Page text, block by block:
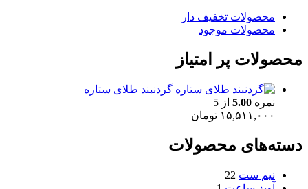
محصولات تخفیف دار
محصولات موجود
محصولات پر امتیاز
گردنبند طلای ستاره
نمره 5.00 از 5
۱۵,۵۱۱,۰۰۰ تومان
دسته‌های محصولات
نیم ست 22